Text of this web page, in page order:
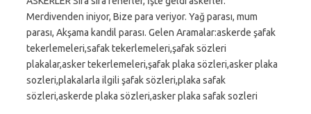
Merdivenden iniyor, Bize para veriyor. Yağ parası, mum
parası, Akşama kandil parası. Gelen Aramalar:askerde şafak
tekerlemeleri,safak tekerlemeleri,şafak sözleri
plakalar,asker tekerlemeleri,şafak plaka sözleri,asker plaka
sozleri,plakalarla ilgili şafak sözleri,plaka safak
sözleri,askerde plaka sözleri,asker plaka safak sozleri